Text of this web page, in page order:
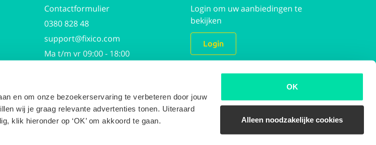
en om onze bezoekerservaring te verbeteren door jouw
wij je graag relevante advertenties tonen. Uiteraard
klik hieronder op ‘OK’ om akkoord te gaan.
OK
Alleen noodzakelijke cookies
Contactformulier
0380 828 48
support@fixico.com
Ma t/m vr 09:00 - 18:00
Login om uw aanbiedingen te
bekijken
Login
Opdracht plaatsen
Social media